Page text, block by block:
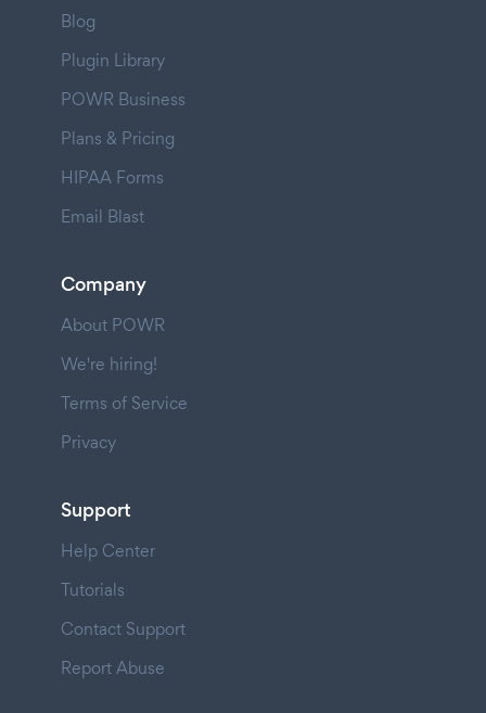
Blog
Plugin Library
POWR Business
Plans & Pricing
HIPAA Forms
Email Blast
Company
About POWR
We're hiring!
Terms of Service
Privacy
Support
Help Center
Tutorials
Contact Support
Report Abuse